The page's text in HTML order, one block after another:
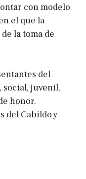
con modelo
el que la
la toma de
del
social, juvenil,
honor.
del Cabildo y